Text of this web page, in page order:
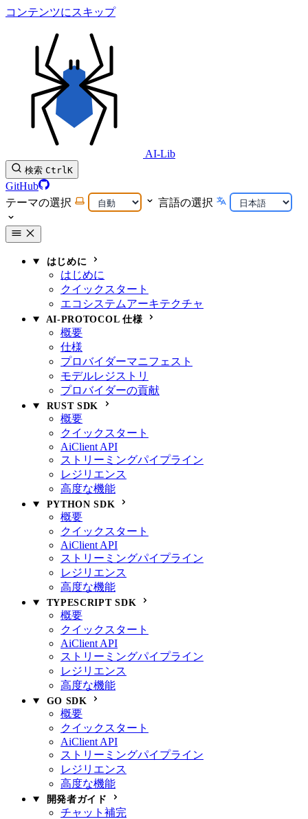
コンテンツにスキップ
AI-Lib
検索 CtrlK
GitHub
テーマの選択
言語の選択
はじめに
はじめに
クイックスタート
エコシステムアーキテクチャ
AI-PROTOCOL 仕様
概要
仕様
プロバイダーマニフェスト
モデルレジストリ
プロバイダーの貢献
RUST SDK
概要
クイックスタート
AiClient API
ストリーミングパイプライン
レジリエンス
高度な機能
PYTHON SDK
概要
クイックスタート
AiClient API
ストリーミングパイプライン
レジリエンス
高度な機能
TYPESCRIPT SDK
概要
クイックスタート
AiClient API
ストリーミングパイプライン
レジリエンス
高度な機能
GO SDK
概要
クイックスタート
AiClient API
ストリーミングパイプライン
レジリエンス
高度な機能
開発者ガイド
チャット補完